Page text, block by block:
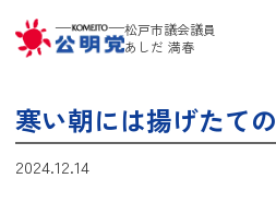
松戸市議会議員
あしだ 満春
寒い朝には揚げたて
2024.12.14